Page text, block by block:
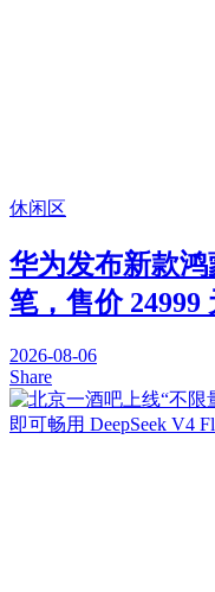
休闲区
华为发布新款
笔，售价 24999
2026-08-06
Share